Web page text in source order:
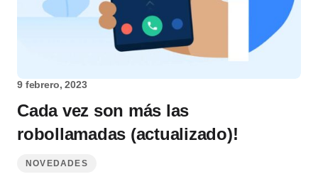
9 febrero, 2023
Cada vez son más las
robollamadas (actualizado)!
NOVEDADES